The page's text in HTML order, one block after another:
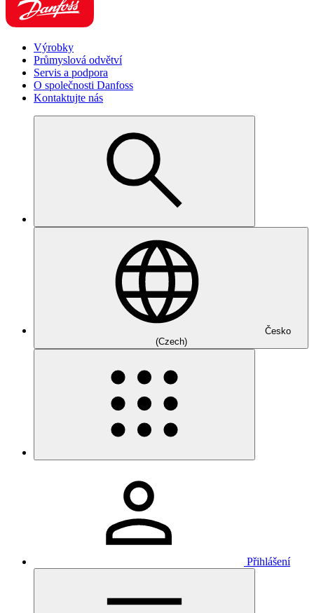
Výrobky
Průmyslová odvětví
Servis a podpora
O společnosti Danfoss
Kontaktujte nás
Česko
(Czech)
Přihlášení